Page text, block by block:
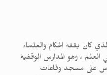
كان يقفه الحكام والعلماء
العلم ، وهو المدارس الوقفية
على مسجد وقاعات